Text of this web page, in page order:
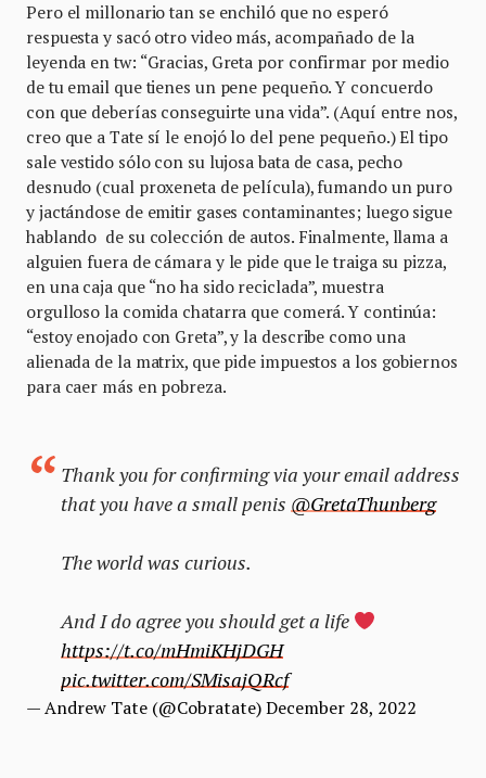
Pero el millonario tan se enchiló que no esperó
respuesta y sacó otro video más, acompañado de la
leyenda en tw: “Gracias, Greta por confirmar por medio
de tu email que tienes un pene pequeño. Y concuerdo
con que deberías conseguirte una vida”. (Aquí entre nos,
creo que a Tate sí le enojó lo del pene pequeño.) El tipo
sale vestido sólo con su lujosa bata de casa, pecho
desnudo (cual proxeneta de película), fumando un puro
y jactándose de emitir gases contaminantes; luego sigue
hablando de su colección de autos. Finalmente, llama a
alguien fuera de cámara y le pide que le traiga su pizza,
en una caja que “no ha sido reciclada”, muestra
orgulloso la comida chatarra que comerá. Y continúa:
“estoy enojado con Greta”, y la describe como una
alienada de la matrix, que pide impuestos a los gobiernos
para caer más en pobreza.
Thank you for confirming via your email address
that you have a small penis @GretaThunberg
The world was curious.
And I do agree you should get a life
https://t.co/mHmiKHjDGH
pic.twitter.com/SMisajQRcf
— Andrew Tate (@Cobratate)December 28, 2022